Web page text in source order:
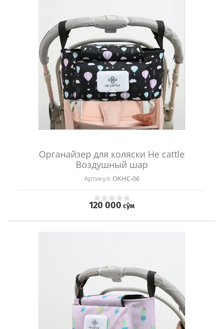
Органайзер для коляски He cattle
Воздушный шар
Артикул:OKHC-06
120 000 сўм